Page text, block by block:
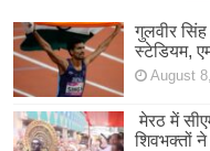
गुलवीर
स्टेडियम,
August
मेरठ में
शिवभक्तों